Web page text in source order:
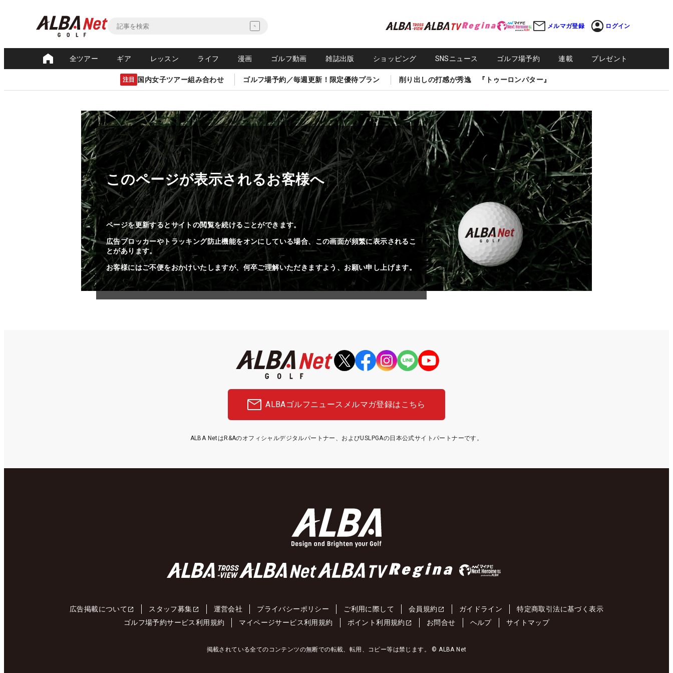
メルマガ登録 ログイン
全ツアー ギア レッスン ライフ 漫画 ゴルフ動画 雑誌出版 ショッピング SNSニュース ゴルフ場予約 連載 プレゼント
注目 国内女子ツアー組み合わせ ゴルフ場予約／毎週更新！限定優待プラン 削り出しの打感が秀逸 『トゥーロンパター』
このページが表示されるお客様へ
ページを更新するとサイトの閲覧を続けることができます。
広告ブロッカーやトラッキング防止機能をオンにしている場合、この画面が頻繁に表示されるこ
とがあります。
お客様にはご不便をおかけいたしますが、何卒ご理解いただきますよう、お願い申し上げます。
ALBAゴルフニュース メルマガ登録はこちら
ALBA NetはR&Aのオフィシャルデジタルパートナー、およびUSLPGAの日本公式サイトパートナーです。
広告掲載について スタッフ募集 運営会社 プライバシーポリシー ご利用に際して 会員規約 ガイドライン
特定商取引法に基づく表示
ゴルフ場予約サービス利用規約
マイページサービス利用規約 ポイント利用規約 お問合せ ヘルプ サイトマップ
掲載されている全てのコンテンツの無断での転載、転用、コピー等は禁じます。 © ALBA Net